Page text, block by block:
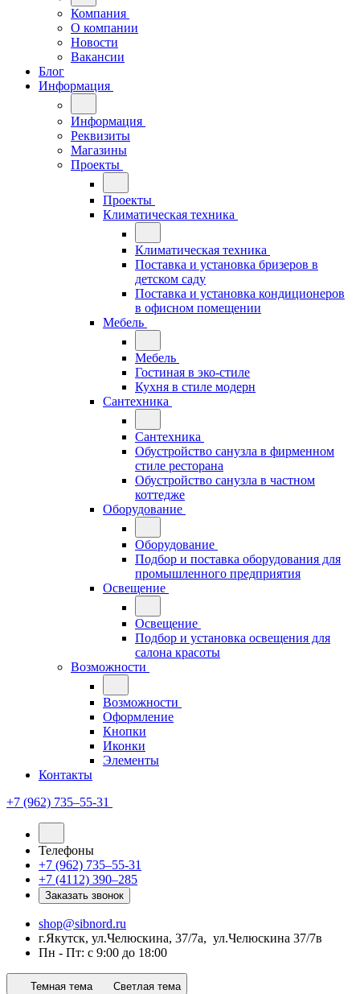
Компания
О компании
Новости
Вакансии
Блог
Информация
Информация
Реквизиты
Магазины
Проекты
Проекты
Климатическая техника
Климатическая техника
Поставка и установка бризеров в
детском саду
Поставка и установка кондиционеров
в офисном помещении
Мебель
Мебель
Гостиная в эко-стиле
Кухня в стиле модерн
Сантехника
Сантехника
Обустройство санузла в фирменном
стиле ресторана
Обустройство санузла в частном
коттедже
Оборудование
Оборудование
Подбор и поставка оборудования для
промышленного предприятия
Освещение
Освещение
Подбор и установка освещения для
салона красоты
Возможности
Возможности
Оформление
Кнопки
Иконки
Элементы
Контакты
+7 (962) 735‒55-31
Телефоны
+7 (962) 735‒55-31
+7 (4112) 390‒285
Заказать звонок
shop@sibnord.ru
​г.Якутск, ул.Челюскина, 37/7а, ул.Челюскина 37/7в
Пн - Пт: с 9:00 до 18:00
Темная тема Светлая тема